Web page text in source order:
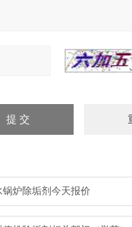
炉除垢剂今天报价